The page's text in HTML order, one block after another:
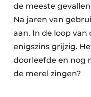
de meeste
Na jaren van
aan. In de loop
enigszins grijzig.
doorleefde en nog
de merel zingen?